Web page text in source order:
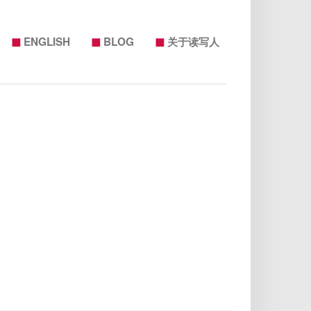
◼ ENGLISH ◼ BLOG ◼ 关于读写人